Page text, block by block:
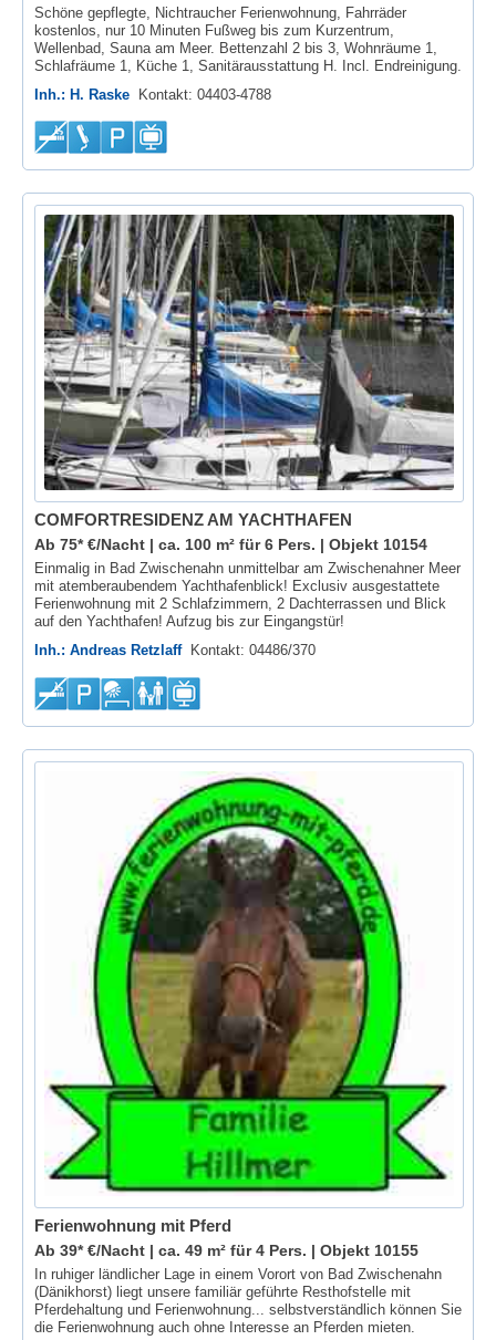
Schöne gepflegte, Nichtraucher Ferienwohnung, Fahrräder
kostenlos, nur 10 Minuten Fußweg bis zum Kurzentrum,
Wellenbad, Sauna am Meer. Bettenzahl 2 bis 3, Wohnräume 1,
Schlafräume 1, Küche 1, Sanitärausstattung H. Incl. Endreinigung.
Inh.: H. Raske
Kontakt: 04403-4788
COMFORTRESIDENZ AM YACHTHAFEN
Ab 75* €/Nacht | ca. 100 m² für 6 Pers. | Objekt 10154
Einmalig in Bad Zwischenahn unmittelbar am Zwischenahner Meer
mit atemberaubendem Yachthafenblick! Exclusiv ausgestattete
Ferienwohnung mit 2 Schlafzimmern, 2 Dachterrassen und Blick
auf den Yachthafen! Aufzug bis zur Eingangstür!
Inh.: Andreas Retzlaff Kontakt: 04486/370
Ferienwohnung mit Pferd
Ab 39* €/Nacht | ca. 49 m² für 4 Pers. | Objekt 10155
In ruhiger ländlicher Lage in einem Vorort von Bad Zwischenahn
(Dänikhorst) liegt unsere familiär geführte Resthofstelle mit
Pferdehaltung und Ferienwohnung... selbstverständlich können Sie
die Ferienwohnung auch ohne Interesse an Pferden mieten.